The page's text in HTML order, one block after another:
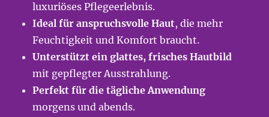
luxuriöses Pflegeerlebnis.
Ideal für anspruchsvolle Haut, die mehr
Feuchtigkeit und Komfort braucht.
Unterstützt ein glattes, frisches Hautbild
mit gepflegter Ausstrahlung.
Perfekt für die tägliche Anwendung
morgens und abends.